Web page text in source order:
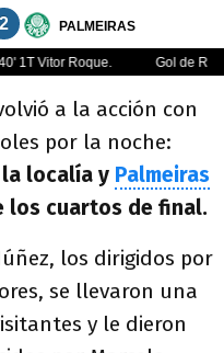
a la acción con
por la noche:
localía y Palmeiras
los cuartos de final.
los dirigidos por
se llevaron una
y le dieron